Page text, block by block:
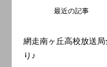
最近の記事
網走南ヶ丘高校放送
り♪